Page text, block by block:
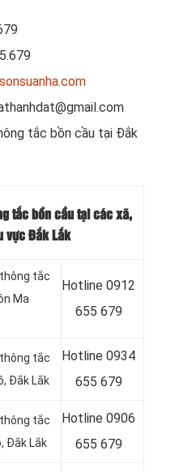
tắc bồn cầu tại Đắk
tắc bồn cầu tại các xã,
vực Đắk Lắk
tắc
Ma
Hotline 0912
655 679
tắc
Đắk Lắk
Hotline 0934
655 679
tắc
Đắk Lắk
Hotline 0906
655 679